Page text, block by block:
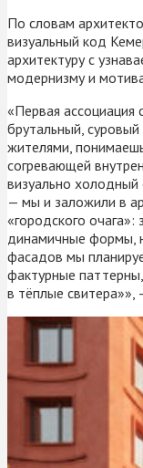
По словам
визуальный код
архитектуру с
модернизму и
«Первая
брутальный,
жителями,
согревающей
визуально холодный
— мы и заложили в
«городского
динамичные формы,
фасадов мы
фактурные
в тёплые свитера»»,